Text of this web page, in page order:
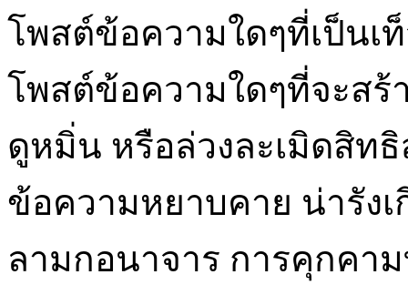
โพสต์ข้อความใดๆที่เป็นเ
โพสต์ข้อความใดๆที่จะส
ดูหมิ่น หรือล่วงละเมิดสิท
ข้อความหยาบคาย น่ารังเ
ลามกอนาจาร การคุกคา